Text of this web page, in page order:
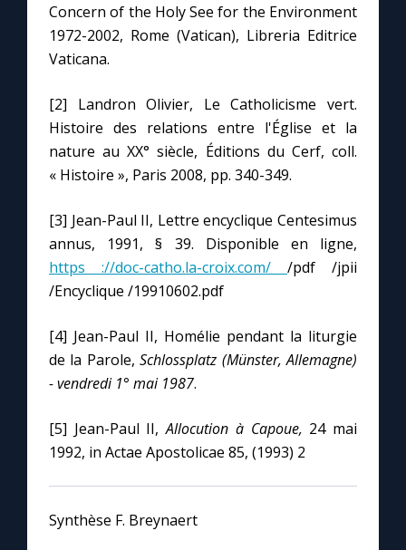
Concern of the Holy See for the Environment
1972-2002, Rome (Vatican), Libreria Editrice
Vaticana.
[2] Landron Olivier, Le Catholicisme vert.
Histoire des relations entre l'Église et la
nature au XX° siècle, Éditions du Cerf, coll.
« Histoire », Paris 2008, pp. 340-349.
[3] Jean-Paul II, Lettre encyclique Centesimus
annus, 1991, § 39. Disponible en ligne,
https ://doc-catho.la-croix.com/ /pdf /jpii
/Encyclique /19910602.pdf
[4] Jean-Paul II, Homélie pendant la liturgie
de la Parole,Schlossplatz (Münster, Allemagne)
- vendredi 1° mai 1987.
[5] Jean-Paul II,Allocution à Capoue, 24 mai
1992, in Actae Apostolicae 85, (1993) 2
Synthèse F. Breynaert